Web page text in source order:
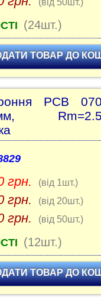
(від 50шт.)
(24шт.)
ТОВАР ДО
PCB
грн. (від 1шт.)
грн. (від 20шт.)
грн. (від 50шт.)
(12шт.)
ТОВАР ДО